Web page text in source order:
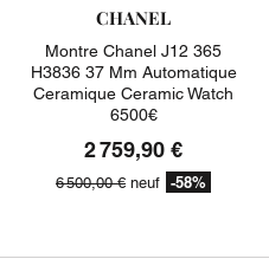
CHANEL
Montre Chanel J12 365
H3836 37 Mm Automatique
Ceramique Ceramic Watch
6500€
2 759,90 €
6 500,00 € neuf -58%